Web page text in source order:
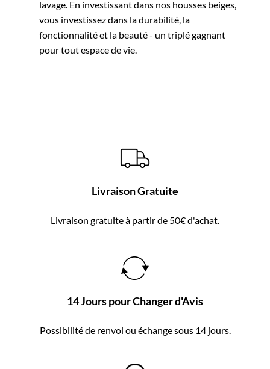
lavage. En investissant dans nos housses beiges,
vous investissez dans la durabilité, la
fonctionnalité et la beauté - un triplé gagnant
pour tout espace de vie.
Livraison Gratuite
Livraison gratuite à partir de 50€ d'achat.
14 Jours pour Changer d'Avis
Possibilité de renvoi ou échange sous 14 jours.